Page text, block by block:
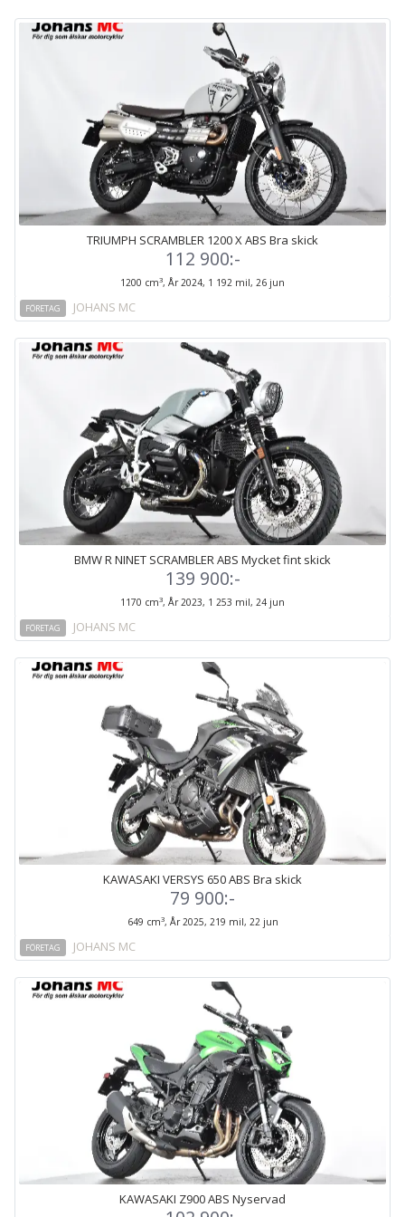
TRIUMPH SCRAMBLER 1200 X ABS Bra skick
112 900:-
1200 cm3, År 2024, 1 192 mil, 26 jun
FÖRETAG JOHANS MC
BMW R NINET SCRAMBLER ABS Mycket fint skick
139 900:-
1170 cm3, År 2023, 1 253 mil, 24 jun
FÖRETAG JOHANS MC
KAWASAKI VERSYS 650 ABS Bra skick
79 900:-
649 cm3, År 2025, 219 mil, 22 jun
FÖRETAG JOHANS MC
KAWASAKI Z900 ABS Nyservad